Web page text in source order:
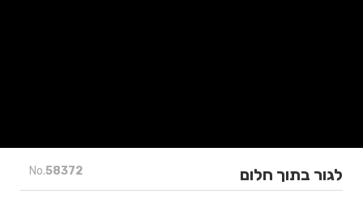
No.58372 לגור בתוך חלום